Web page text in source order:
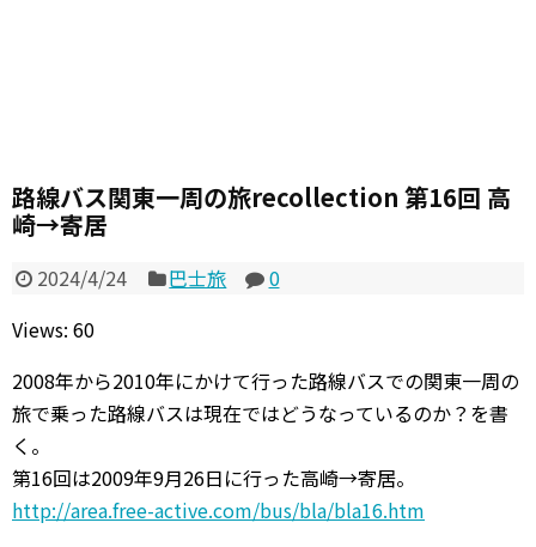
路線バス関東一周の旅recollection 第16回 高
崎→寄居
2024/4/24 巴士旅
0
Views: 60
2008年から2010年にかけて行った路線バスでの関東一周の
旅で乗った路線バスは現在ではどうなっているのか？を書
く。
第16回は2009年9月26日に行った高崎→寄居。
http://area.free-active.com/bus/bla/bla16.htm